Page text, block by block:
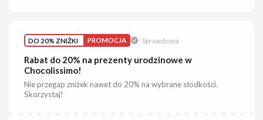
DO 20% ZNIŻKI PROMOCJA Sprawdzona
Rabat do 20% na prezenty urodzinowe w
Chocolissimo!
Nie przegap zniżek nawet do 20% na wybrane słodkości.
Skorzystaj!